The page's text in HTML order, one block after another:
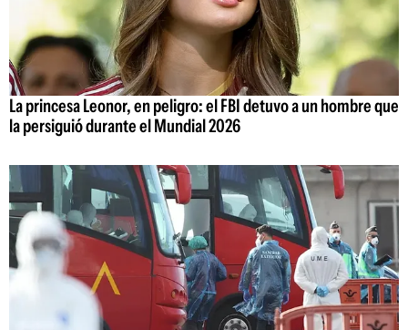
La princesa Leonor, en peligro: el FBI detuvo a un hombre que
la persiguió durante el Mundial 2026